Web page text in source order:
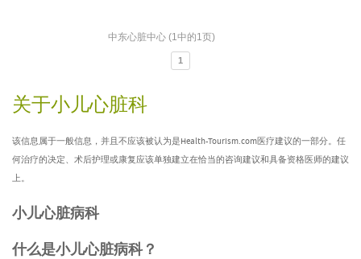
中东心脏中心 (1中的1页)
1
关于小儿心脏科
该信息属于一般信息，并且不应该被认为是Health-Tourism.com医疗建议的一部分。任
何治疗的决定、术后护理或康复应该单独建立在恰当的咨询建议和具备资格医师的建议
上。
小儿心脏病科
什么是小儿心脏病科？